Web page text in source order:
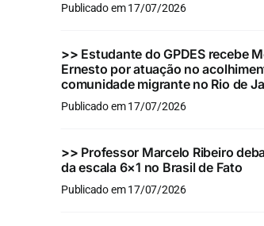
Publicado em 17/07/2026
>> Estudante do GPDES recebe
Ernesto por atuação no
comunidade migrante no Rio de
Publicado em 17/07/2026
>> Professor Marcelo Ribeiro
da escala 6×1 no Brasil de Fato
Publicado em 17/07/2026